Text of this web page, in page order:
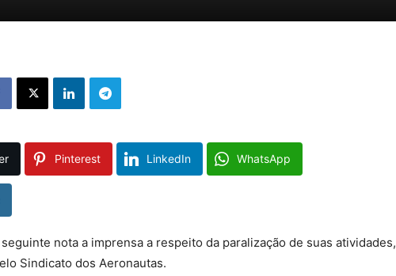
Pinterest LinkedIn WhatsApp
nota a imprensa a respeito da paralização de suas atividades,
Sindicato dos Aeronautas.